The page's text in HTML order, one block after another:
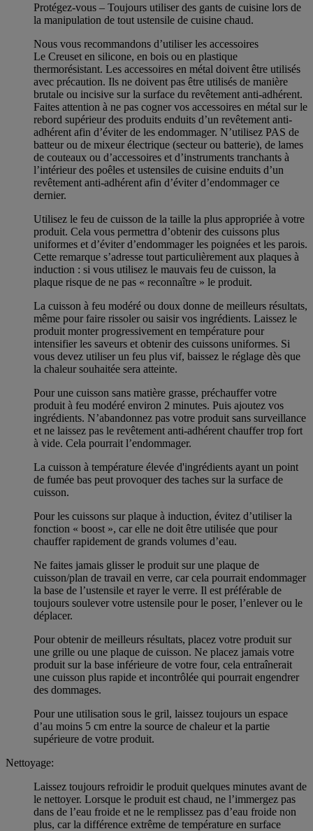
Protégez-vous – Toujours utiliser des gants de cuisine lors de
la manipulation de tout ustensile de cuisine chaud.
Nous vous recommandons d’utiliser les accessoires
Le Creuset en silicone, en bois ou en plastique
thermorésistant. Les accessoires en métal doivent être utilisés
avec précaution. Ils ne doivent pas être utilisés de manière
brutale ou incisive sur la surface du revêtement anti-adhérent.
Faites attention à ne pas cogner vos accessoires en métal sur le
rebord supérieur des produits enduits d’un revêtement anti-
adhérent afin d’éviter de les endommager. N’utilisez PAS de
batteur ou de mixeur électrique (secteur ou batterie), de lames
de couteaux ou d’accessoires et d’instruments tranchants à
l’intérieur des poêles et ustensiles de cuisine enduits d’un
revêtement anti-adhérent afin d’éviter d’endommager ce
dernier.
Utilisez le feu de cuisson de la taille la plus appropriée à votre
produit. Cela vous permettra d’obtenir des cuissons plus
uniformes et d’éviter d’endommager les poignées et les parois.
Cette remarque s’adresse tout particulièrement aux plaques à
induction : si vous utilisez le mauvais feu de cuisson, la
plaque risque de ne pas « reconnaître » le produit.
La cuisson à feu modéré ou doux donne de meilleurs résultats,
même pour faire rissoler ou saisir vos ingrédients. Laissez le
produit monter progressivement en température pour
intensifier les saveurs et obtenir des cuissons uniformes. Si
vous devez utiliser un feu plus vif, baissez le réglage dès que
la chaleur souhaitée sera atteinte.
Pour une cuisson sans matière grasse, préchauffer votre
produit à feu modéré environ 2 minutes. Puis ajoutez vos
ingrédients. N’abandonnez pas votre produit sans surveillance
et ne laissez pas le revêtement anti-adhérent chauffer trop fort
à vide. Cela pourrait l’endommager.
La cuisson à température élevée d'ingrédients ayant un point
de fumée bas peut provoquer des taches sur la surface de
cuisson.
Pour les cuissons sur plaque à induction, évitez d’utiliser la
fonction « boost », car elle ne doit être utilisée que pour
chauffer rapidement de grands volumes d’eau.
Ne faites jamais glisser le produit sur une plaque de
cuisson/plan de travail en verre, car cela pourrait endommager
la base de l’ustensile et rayer le verre. Il est préférable de
toujours soulever votre ustensile pour le poser, l’enlever ou le
déplacer.
Pour obtenir de meilleurs résultats, placez votre produit sur
une grille ou une plaque de cuisson. Ne placez jamais votre
produit sur la base inférieure de votre four, cela entraînerait
une cuisson plus rapide et incontrôlée qui pourrait engendrer
des dommages.
Pour une utilisation sous le gril, laissez toujours un espace
d’au moins 5 cm entre la source de chaleur et la partie
supérieure de votre produit.
Nettoyage:
Laissez toujours refroidir le produit quelques minutes avant de
le nettoyer. Lorsque le produit est chaud, ne l’immergez pas
dans de l’eau froide et ne le remplissez pas d’eau froide non
plus, car la différence extrême de température en surface